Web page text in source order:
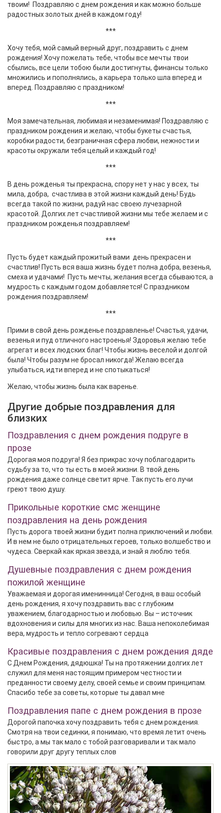
твоим! Поздравляю с днем рождения и как можно больше
радостных золотых дней в каждом году!
***
Хочу тебя, мой самый верный друг, поздравить с днем
рождения! Хочу пожелать тебе, чтобы все мечты твои
сбылись, все цели тобою были достигнуты, финансы только
множились и пополнялись, а карьера только шла вперед и
вперед. Поздравляю с праздником!
***
Моя замечательная, любимая и незаменимая! Поздравляю с
праздником рождения и желаю, чтобы букеты счастья,
коробки радости, безграничная сфера любви, нежности и
красоты окружали тебя целый и каждый год!
***
В день рожденья ты прекрасна, спору нет у нас у всех, ты
мила, добра, счастлива в этой жизни каждый день! Будь
всегда такой по жизни, радуй нас своею лучезарной
красотой. Долгих лет счастливой жизни мы тебе желаем и с
праздником рожденья поздравляем!
***
Пусть будет каждый прожитый вами день прекрасен и
счастлив! Пусть вся ваша жизнь будет полна добра, везенья,
смеха и удачами! Пусть мечты, желания всегда сбываются, а
мудрость с каждым годом добавляется! С праздником
рождения поздравляем!
***
Прими в свой день рожденье поздравленье! Счастья, удачи,
везенья и пуд отличного настроенья! Здоровья желаю тебе
агрегат и всех людских благ! Чтобы жизнь веселой и долгой
была! Чтобы разум не бросал никогда! Желаю всегда
улыбаться, идти вперед и не спотыкаться!
Желаю, чтобы жизнь была как варенье.
Другие добрые поздравления для
близких
Поздравления с днем рождения подруге в
прозе
Дорогая моя подруга! Я без прикрас хочу поблагодарить
судьбу за то, что ты есть в моей жизни. В твой день
рождения даже солнце светит ярче. Так пусть его лучи
греют твою душу.
Прикольные короткие смс женщине
поздравления на день рождения
Пусть дорога твоей жизни будит полна приключений и любви.
И в нем не было отрицательных героев, только волшебство и
чудеса. Сверкай как яркая звезда, и знай я люблю тебя.
Душевные поздравления с днем рождения
пожилой женщине
Уважаемая и дорогая именинница! Сегодня, в ваш особый
день рождения, я хочу поздравить вас с глубоким
уважением, благодарностью и любовью. Вы – источник
вдохновения и силы для многих из нас. Ваша непоколебимая
вера, мудрость и тепло согревают сердца
Красивые поздравления с днем рождения дяде
С Днем Рождения, дядюшка! Ты на протяжении долгих лет
служил для меня настоящим примером честности и
преданности своему делу, своей семье и своим принципам.
Спасибо тебе за советы, которые ты давал мне
Поздравления папе с днем рождения в прозе
Дорогой папочка хочу поздравить тебя с днем рождения.
Смотря на твои сединки, я понимаю, что время летит очень
быстро, а мы так мало с тобой разговаривали и так мало
говорили друг другу теплых слов